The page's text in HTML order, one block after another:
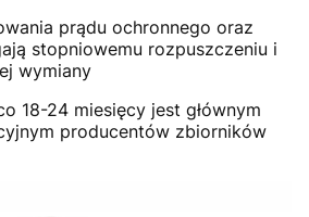
prądu ochronnego oraz
stopniowemu rozpuszczeniu i
wymiany
18-24 miesięcy jest głównym
producentów zbiorników